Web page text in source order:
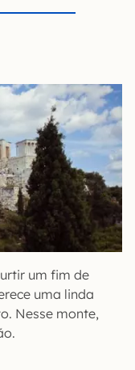
um fim de
uma linda
Nesse monte,